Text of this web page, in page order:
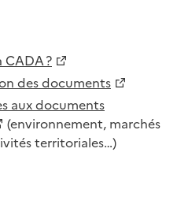
?
des documents
aux documents
(environnement, marchés
territoriales…)